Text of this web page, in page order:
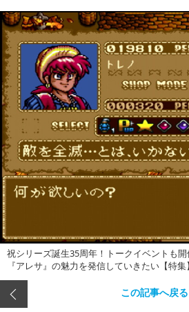
祝シリーズ誕生35周年！トークイベントも
『アレサ』の魅力を発信していきたい【特集】
この記事へ戻る